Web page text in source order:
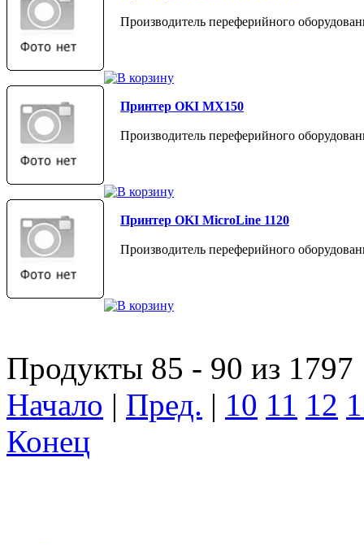
Производитель переферийного
Принтер OKI MX150
Производитель переферийного
Принтер OKI MicroLine 1120
Производитель переферийного
Продукты 85 - 90 из 1797
Начало | Пред. | 10 11 12
Конец